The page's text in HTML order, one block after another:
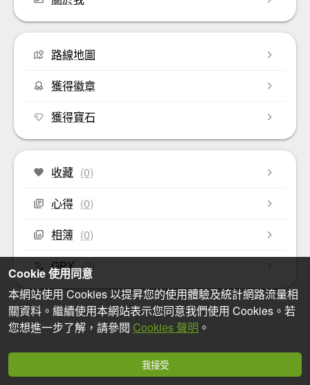
路線地圖
獲得徽章
獲得寶石
收藏 (0)
心得 (0)
相簿 (0)
GPX (2)
Cookie 使用同意
本網站使用 Cookies 以提昇您的使用體驗及統計網路流量相
關資料。繼續使用本網站表示您同意我們使用 Cookies。若
您想進一步了解，請參閱 Cookies 聲明 。
我接受